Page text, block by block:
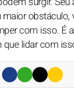
obstáculo,
com isso. É
lidar com